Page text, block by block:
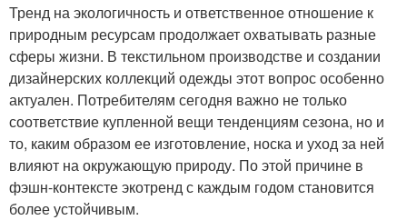
Тренд на экологичность и ответственное отношение к
природным ресурсам продолжает охватывать разные
сферы жизни. В текстильном производстве и создании
дизайнерских коллекций одежды этот вопрос особенно
актуален. Потребителям сегодня важно не только
соответствие купленной вещи тенденциям сезона, но и
то, каким образом ее изготовление, носка и уход за ней
влияют на окружающую природу. По этой причине в
фэшн-контексте экотренд с каждым годом становится
более устойчивым.